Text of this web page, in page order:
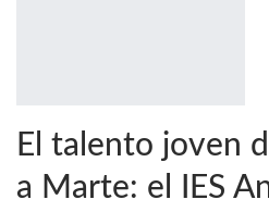
El talento joven
a Marte: el IES